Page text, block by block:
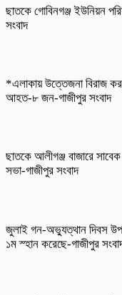
ছাতকে গোবিনগঞ্জ ইউনিয়ন
সংবাদ
*এলাকায় উত্তেজনা বিরাজ
আহত-৮ জন-গাজীপুর সংবাদ
ছাতকে আলীগঞ্জ বাজারে
সভা-গাজীপুর সংবাদ
জুলাই গন-অভ্যুত্থান দিবস
১ম স্হান করেছে-গাজীপুর